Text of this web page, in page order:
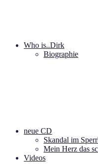
Who is..Dirk
Biographie
neue CD
Skandal im
Mein Herz das
Videos